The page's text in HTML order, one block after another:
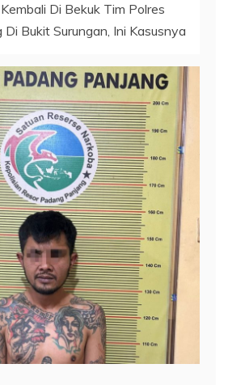
Di Bekuk Tim Polres
Bukit Surungan, Ini Kasusnya